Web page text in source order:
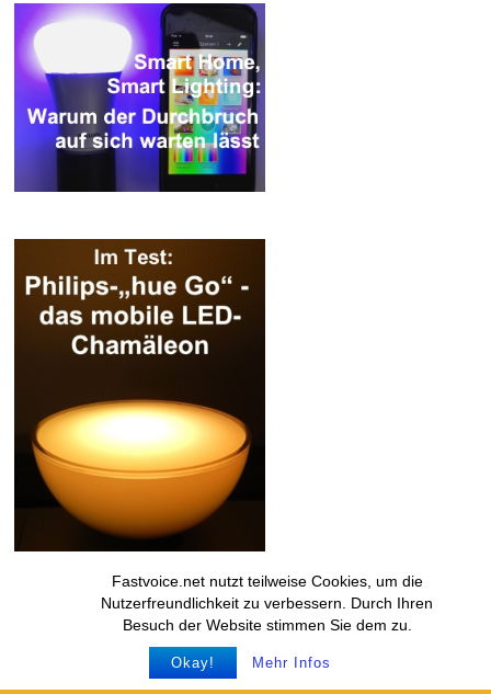
Fastvoice.net nutzt teilweise Cookies, um die
Nutzerfreundlichkeit zu verbessern. Durch Ihren
Besuch der Website stimmen Sie dem zu.
Okay! Mehr Infos